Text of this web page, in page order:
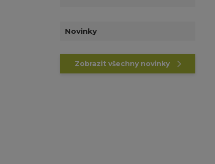
Novinky
Zobrazit všechny novinky